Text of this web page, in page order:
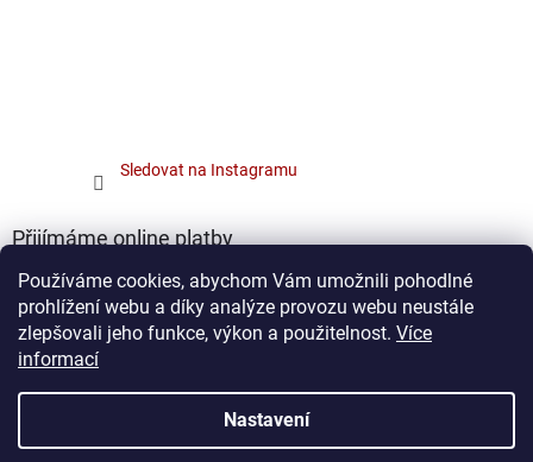
Používáme cookies, abychom Vám umožnili pohodlné
prohlížení webu a díky analýze provozu webu neustále
zlepšovali jeho funkce, výkon a použitelnost. Více
informací
Nastavení
Sledovat na Instagramu
Přijímáme online platby